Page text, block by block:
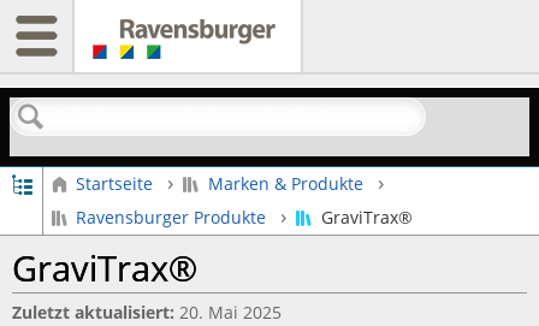
Suchen
Globale Hierarchie auf- und zuklappen
Startseite
Marken & Produkte
Ravensburger Produkte
GraviTrax®
GraviTrax®
Zuletzt aktualisiert 20. Mai 2025